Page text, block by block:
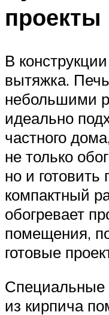
проекты
В
вытяжка.
небольшими
идеально
частного
не только
но и
компактный
обогревает
помещения,
готовые
Специальные
из кирпича